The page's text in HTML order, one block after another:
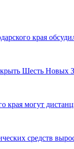
края
Шесть Новых
края могут
средств